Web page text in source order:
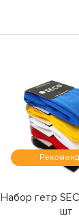
Набор гетр
шт